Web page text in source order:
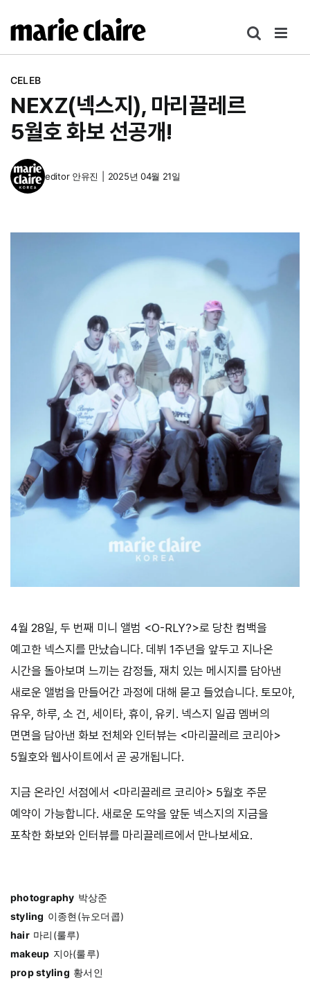
텐
건CELEB
NEXZ(넥스지), 마리끌레르
5월호 화보 선공개!
editor 안유진 2025년 04월 21일
4월 28일, 두 번째 미니 앨범 <O-RLY?>로 당찬 컴백을
예고한 넥스지를 만났습니다. 데뷔 1주년을 앞두고 지나온
시간을 돌아보며 느끼는 감정들, 재치 있는 메시지를 담아낸
새로운 앨범을 만들어간 과정에 대해 묻고 들었습니다. 토모야,
유우, 하루, 소 건, 세이타, 휴이, 유키. 넥스지 일곱 멤버의
면면을 담아낸 화보 전체와 인터뷰는 <마리끌레르 코리아>
5월호와 웹사이트에서 곧 공개됩니다.
지금 온라인 서점에서 <마리끌레르 코리아> 5월호 주문
예약이 가능합니다. 새로운 도약을 앞둔 넥스지의 지금을
포착한 화보와 인터뷰를 마리끌레르에서 만나보세요.
photography 박상준
styling 이종현(뉴오더콥)
hair 마리(룰루)
makeup 지아(룰루)
prop styling 황서인